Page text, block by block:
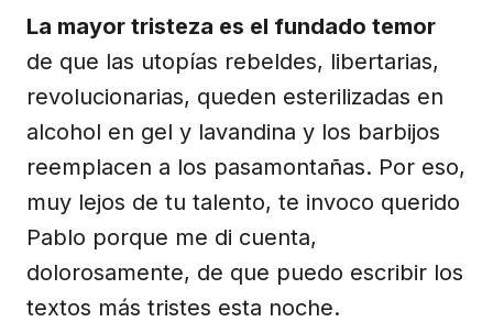
La mayor tristeza es el fundado temor
de que las utopías rebeldes, libertarias,
revolucionarias, queden esterilizadas en
alcohol en gel y lavandina y los barbijos
reemplacen a los pasamontañas. Por eso,
muy lejos de tu talento, te invoco querido
Pablo porque me di cuenta,
dolorosamente, de que puedo escribir los
textos más tristes esta noche.